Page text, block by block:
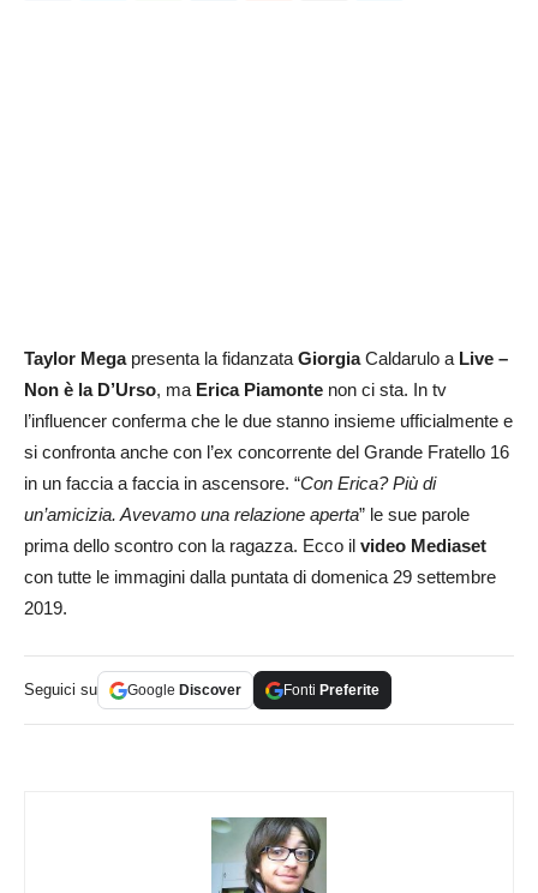
Taylor Megapresenta la fidanzataGiorgiaCaldarulo a Live –
Non è la D’Urso, ma Erica Piamonte non ci sta. In tv
l’influencer conferma che le due stanno insieme ufficialmente e
si confronta anche con l’ex concorrente del Grande Fratello 16
in un faccia a faccia in ascensore. “Con Erica? Più di
un’amicizia. Avevamo una relazione aperta” le sue parole
prima dello scontro con la ragazza. Ecco il video Mediaset
con tutte le immagini dalla puntata di domenica 29 settembre
2019.
Seguici su Google Discover Fonti Preferite